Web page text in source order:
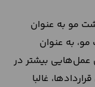
مو به عنوان
به عنوان
عمل‌هایی بیشتر در
غالبا